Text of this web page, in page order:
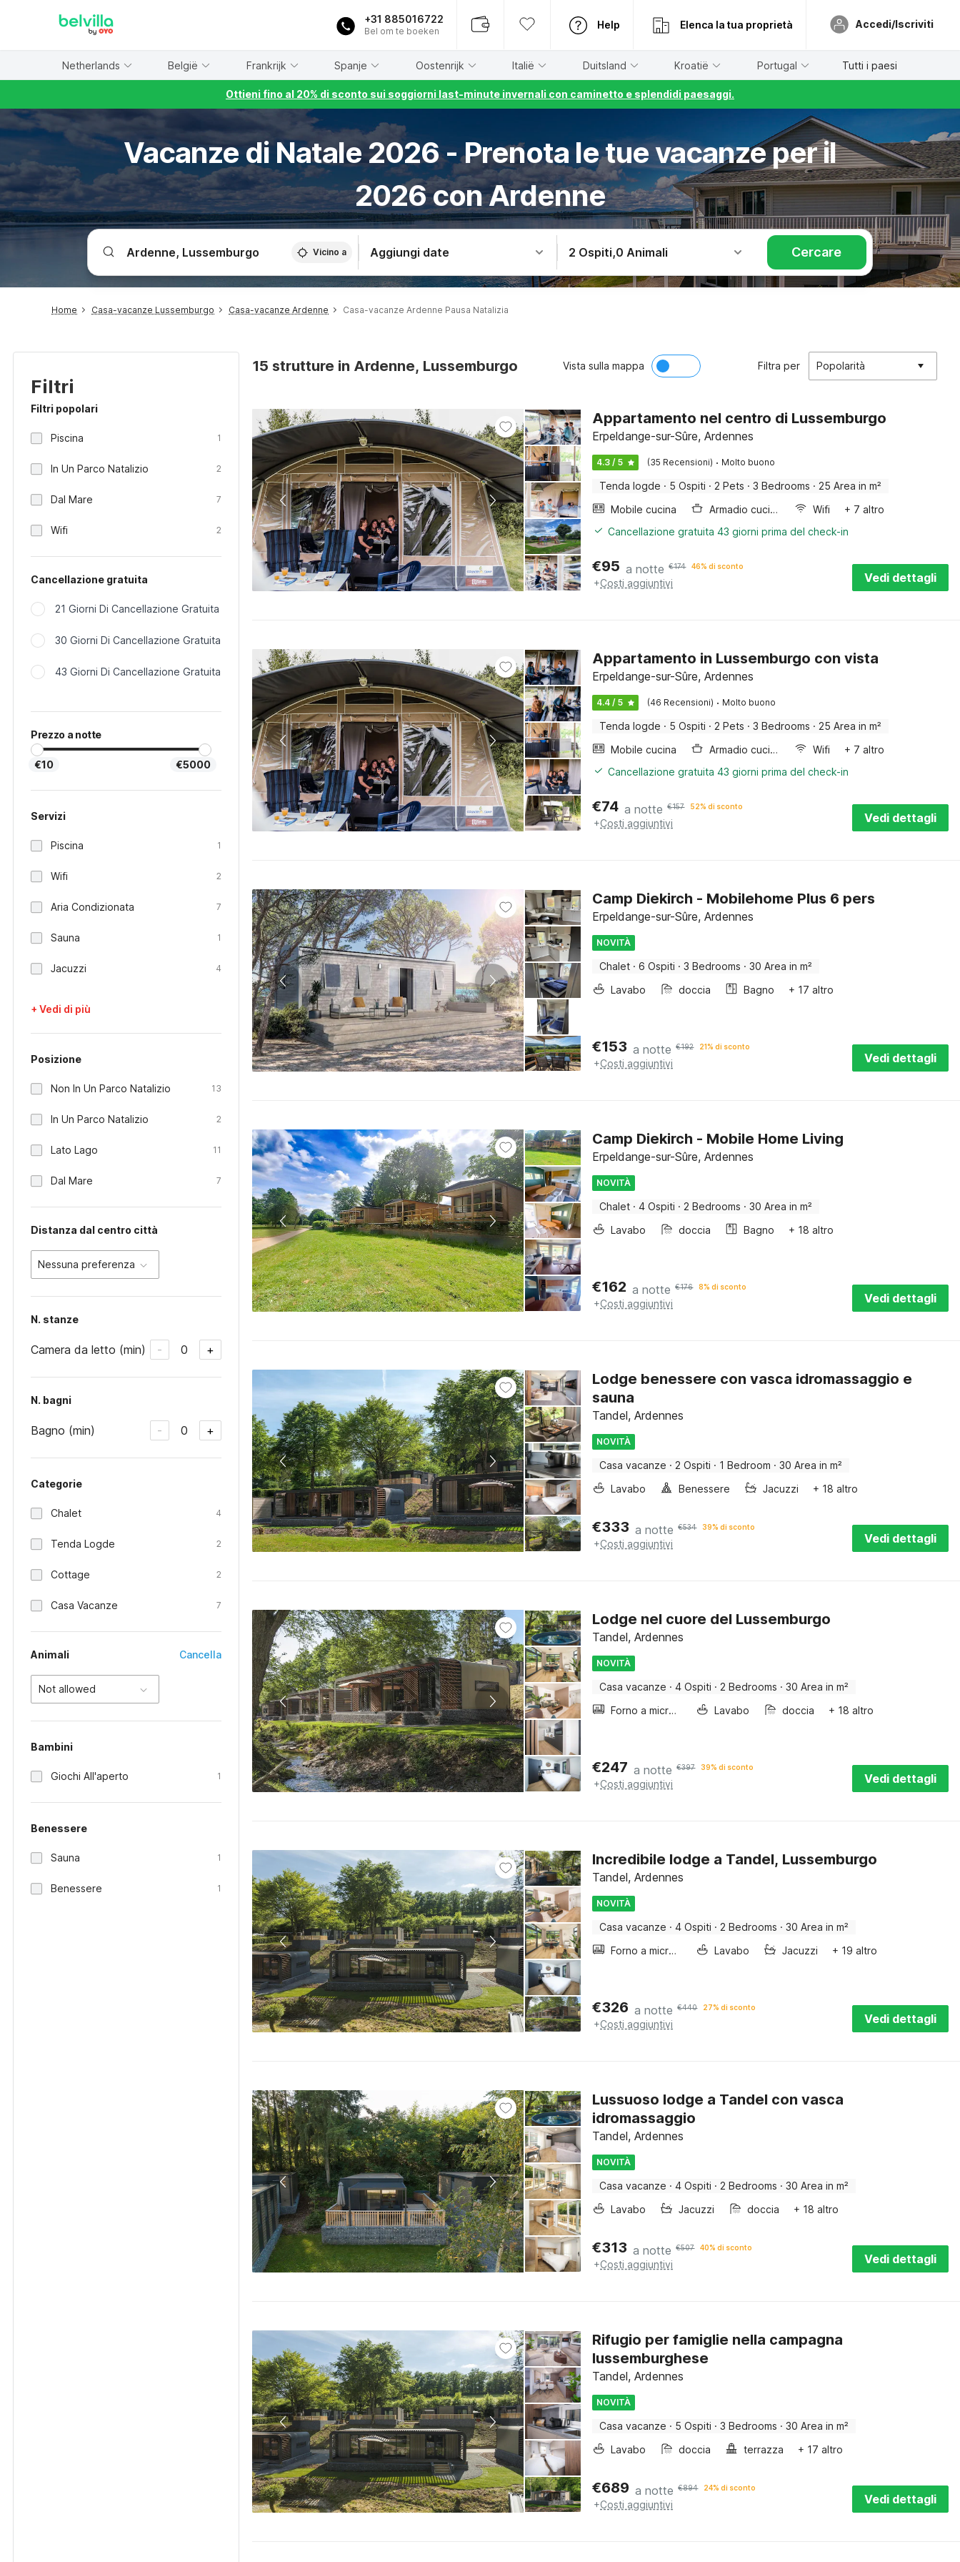
+31 885016722
Bel om te boeken
Help Elenca la tua proprietà Accedi/Iscriviti
Netherlands België Frankrijk Spanje Oostenrijk Italië Duitsland Kroatië Portugal Tutti i paesi
Ottieni fino al 20% di sconto sui soggiorni last-minute invernali con caminetto e splendidi paesaggi.
Vacanze di Natale 2026 - Prenota le tue vacanze per il
2026 con Ardenne
Vicino a Aggiungi date 2 Ospiti,0 Animali Cercare
Home Casa-vacanze Lussemburgo Casa-vacanze Ardenne Casa-vacanze Ardenne Pausa Natalizia
Filtri
Filtri popolari
Piscina 1
In Un Parco Natalizio 2
Dal Mare 7
Wifi 2
Cancellazione gratuita
21 Giorni Di Cancellazione Gratuita
30 Giorni Di Cancellazione Gratuita
43 Giorni Di Cancellazione Gratuita
Prezzo a notte
€10 €5000
Servizi
Piscina 1
Wifi 2
Aria Condizionata 7
Sauna 1
Jacuzzi 4
+ Vedi di più
Posizione
Non In Un Parco Natalizio 13
In Un Parco Natalizio 2
Lato Lago 11
Dal Mare 7
Distanza dal centro città
Nessuna preferenza
N. stanze
Camera da letto (min) - 0 +
N. bagni
Bagno (min) - 0 +
Categorie
Chalet 4
Tenda Logde 2
Cottage 2
Casa Vacanze 7
Animali Cancella
Not allowed
Bambini
Giochi All'aperto 1
Benessere
Sauna 1
Benessere 1
15 strutture in Ardenne, Lussemburgo Vista sulla mappa Filtra per Popolarità
Appartamento nel centro di Lussemburgo
Erpeldange-sur-Sûre, Ardennes
4.3 / 5 (35 Recensioni) · Molto buono
Tenda logde · 5 Ospiti · 2 Pets · 3 Bedrooms · 25 Area in m²
Mobile cucina
Armadio cucina Wifi
+ 7 altro
Cancellazione gratuita 43 giorni prima del check-in
€95 a notte €174 46% di sconto
+Costi aggiuntivi Vedi dettagli
Appartamento in Lussemburgo con vista
Erpeldange-sur-Sûre, Ardennes
4.4 / 5 (46 Recensioni) · Molto buono
Tenda logde · 5 Ospiti · 2 Pets · 3 Bedrooms · 25 Area in m²
Mobile cucina
Armadio cucina Wifi
+ 7 altro
Cancellazione gratuita 43 giorni prima del check-in
€74 a notte €157 52% di sconto
+Costi aggiuntivi Vedi dettagli
Camp Diekirch - Mobilehome Plus 6 pers
Erpeldange-sur-Sûre, Ardennes
NOVITÀ
Chalet · 6 Ospiti · 3 Bedrooms · 30 Area in m²
Lavabo
doccia Bagno + 17 altro
€153 a notte €192 21% di sconto
+Costi aggiuntivi Vedi dettagli
Camp Diekirch - Mobile Home Living
Erpeldange-sur-Sûre, Ardennes
NOVITÀ
Chalet · 4 Ospiti · 2 Bedrooms · 30 Area in m²
Lavabo
doccia Bagno + 18 altro
€162 a notte €176 8% di sconto
+Costi aggiuntivi Vedi dettagli
Lodge benessere con vasca idromassaggio e
sauna
Tandel, Ardennes
NOVITÀ
Casa vacanze · 2 Ospiti · 1 Bedroom · 30 Area in m²
Lavabo
Benessere Jacuzzi + 18 altro
€333 a notte €534 39% di sconto
+Costi aggiuntivi Vedi dettagli
Lodge nel cuore del Lussemburgo
Tandel, Ardennes
NOVITÀ
Casa vacanze · 4 Ospiti · 2 Bedrooms · 30 Area in m²
Forno a microonde combinato
Lavabo doccia + 18 altro
€247 a notte €397 39% di sconto
+Costi aggiuntivi Vedi dettagli
Incredibile lodge a Tandel, Lussemburgo
Tandel, Ardennes
NOVITÀ
Casa vacanze · 4 Ospiti · 2 Bedrooms · 30 Area in m²
Forno a microonde combinato
Lavabo Jacuzzi + 19 altro
€326 a notte €440 27% di sconto
+Costi aggiuntivi Vedi dettagli
Lussuoso lodge a Tandel con vasca
idromassaggio
Tandel, Ardennes
NOVITÀ
Casa vacanze · 4 Ospiti · 2 Bedrooms · 30 Area in m²
Lavabo
Jacuzzi doccia + 18 altro
€313 a notte €507 40% di sconto
+Costi aggiuntivi Vedi dettagli
Rifugio per famiglie nella campagna
lussemburghese
Tandel, Ardennes
NOVITÀ
Casa vacanze · 5 Ospiti · 3 Bedrooms · 30 Area in m²
Lavabo
doccia terrazza + 17 altro
€689 a notte €894 24% di sconto
+Costi aggiuntivi Vedi dettagli